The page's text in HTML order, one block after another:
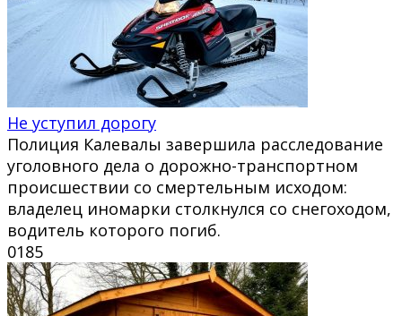
Не уступил дорогу
Полиция Калевалы завершила расследование
уголовного дела о дорожно-транспортном
происшествии со смертельным исходом:
владелец иномарки столкнулся со снегоходом,
водитель которого погиб.
0185